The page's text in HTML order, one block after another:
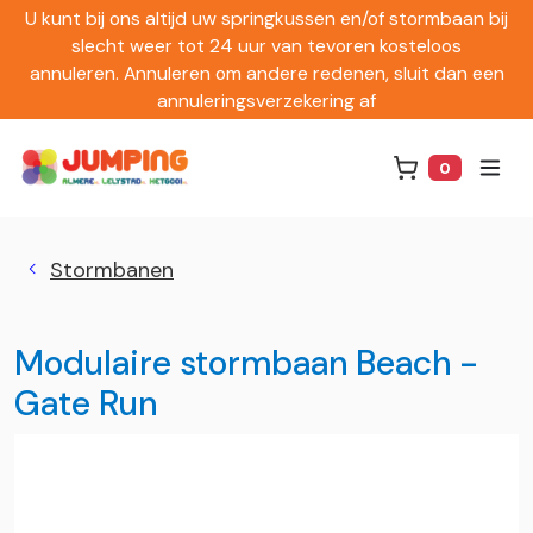
U kunt bij ons altijd uw springkussen en/of stormbaan bij
slecht weer tot 24 uur van tevoren kosteloos
annuleren. Annuleren om andere redenen, sluit dan een
annuleringsverzekering af
0
Stormbanen
Modulaire stormbaan Beach -
Gate Run